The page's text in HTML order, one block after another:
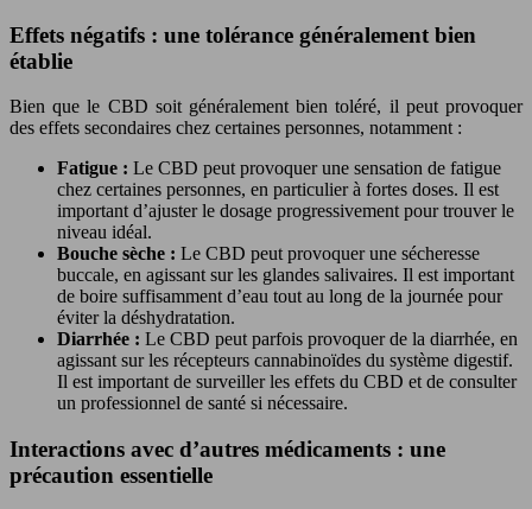
Effets négatifs : une tolérance généralement bien
établie
Bien que le CBD soit généralement bien toléré, il peut provoquer
des effets secondaires chez certaines personnes, notamment :
Fatigue : Le CBD peut provoquer une sensation de fatigue
chez certaines personnes, en particulier à fortes doses. Il est
important d’ajuster le dosage progressivement pour trouver le
niveau idéal.
Bouche sèche : Le CBD peut provoquer une sécheresse
buccale, en agissant sur les glandes salivaires. Il est important
de boire suffisamment d’eau tout au long de la journée pour
éviter la déshydratation.
Diarrhée : Le CBD peut parfois provoquer de la diarrhée, en
agissant sur les récepteurs cannabinoïdes du système digestif.
Il est important de surveiller les effets du CBD et de consulter
un professionnel de santé si nécessaire.
Interactions avec d’autres médicaments : une
précaution essentielle